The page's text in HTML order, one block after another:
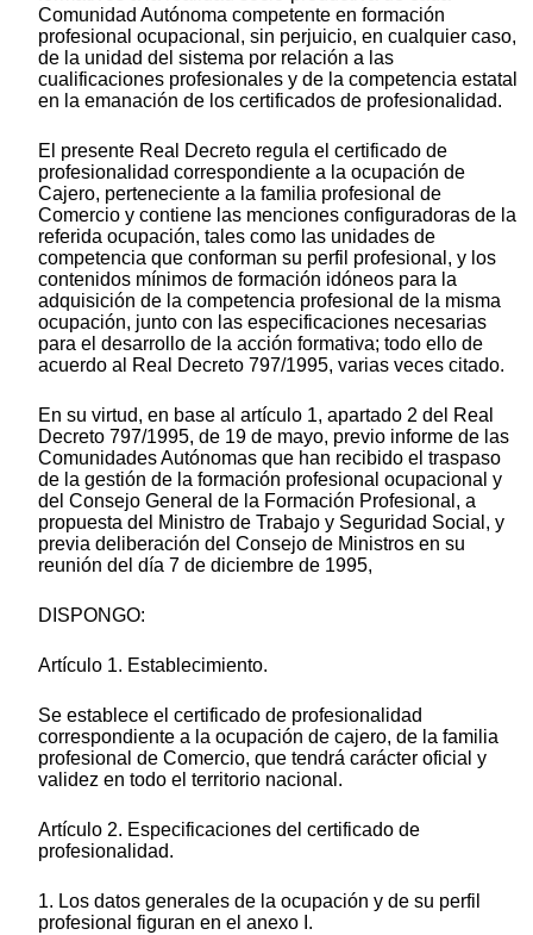
Comunidad Autónoma competente en formación
profesional ocupacional, sin perjuicio, en cualquier caso,
de la unidad del sistema por relación a las
cualificaciones profesionales y de la competencia estatal
en la emanación de los certificados de profesionalidad.
El presente Real Decreto regula el certificado de
profesionalidad correspondiente a la ocupación de
Cajero, perteneciente a la familia profesional de
Comercio y contiene las menciones configuradoras de la
referida ocupación, tales como las unidades de
competencia que conforman su perfil profesional, y los
contenidos mínimos de formación idóneos para la
adquisición de la competencia profesional de la misma
ocupación, junto con las especificaciones necesarias
para el desarrollo de la acción formativa; todo ello de
acuerdo al Real Decreto 797/1995, varias veces citado.
En su virtud, en base al artículo 1, apartado 2 del Real
Decreto 797/1995, de 19 de mayo, previo informe de las
Comunidades Autónomas que han recibido el traspaso
de la gestión de la formación profesional ocupacional y
del Consejo General de la Formación Profesional, a
propuesta del Ministro de Trabajo y Seguridad Social, y
previa deliberación del Consejo de Ministros en su
reunión del día 7 de diciembre de 1995,
DISPONGO:
Artículo 1. Establecimiento.
Se establece el certificado de profesionalidad
correspondiente a la ocupación de cajero, de la familia
profesional de Comercio, que tendrá carácter oficial y
validez en todo el territorio nacional.
Artículo 2. Especificaciones del certificado de
profesionalidad.
1. Los datos generales de la ocupación y de su perfil
profesional figuran en el anexo I.